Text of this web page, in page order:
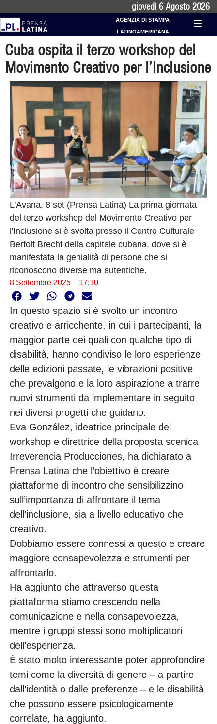
giovedì 6 Agosto 2026
AGENZIA DI STAMPA
LATINOAMERICANA
Cuba ospita il terzo workshop del
Movimento Creativo per l’Inclusione
L'Avana, 8 set (Prensa Latina) La prima giornata
del terzo workshop del Movimento Creativo per
l'Inclusione si è svolta presso il Centro Culturale
Bertolt Brecht della capitale cubana, dove si è
manifestata la genialità di persone che si
riconoscono diverse ma autentiche.
8 Settembre 2025 17:10
In questo spazio si è svolto un incontro
creativo e arricchente, in cui i partecipanti, la
maggior parte dei quali con qualche tipo di
disabilità, hanno condiviso le loro esperienze
delle edizioni passate, le vibrazioni positive
che prevalgono e la loro aspirazione a trarre
nuovi strumenti da implementare in seguito
nei diversi progetti che guidano.
Eva González, ideatrice principale del
workshop e direttrice della proposta scenica
Irreverencia Producciones, ha dichiarato a
Prensa Latina che l’obiettivo è creare
piattaforme di incontro che sensibilizzino
sull’importanza di affrontare il tema
dell’inclusione, sia a livello educativo che
creativo.
Dobbiamo essere connessi a questo e creare
maggiore consapevolezza e strumenti per
affrontarlo.
Ha aggiunto che attraverso questa
piattaforma stiamo crescendo nella
comunicazione e nella consapevolezza,
mentre i gruppi stessi sono moltiplicatori
dell’esperienza.
È stato molto interessante poter approfondire
temi come la diversità di genere – a partire
dall’identità o dalle preferenze – e le disabilità
che possono essere psicologicamente
correlate, ha aggiunto.